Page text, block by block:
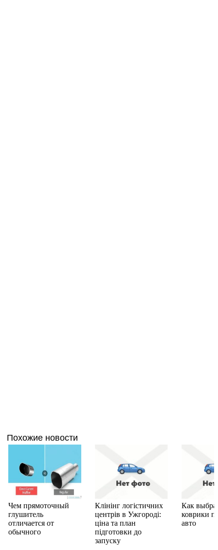
Похожие новости
Чем прямоточный
глушитель
отличается от
обычного
Клінінг логістичних
центрів в Ужгороді:
ціна та план
підготовки до
запуску
Как
коврики
авто